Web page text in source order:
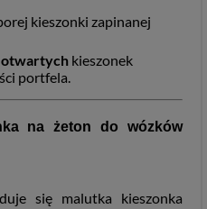
kieszonki zapinanej
otwartych kieszonek
portfela.
na żeton do wózków
się malutka kieszonka